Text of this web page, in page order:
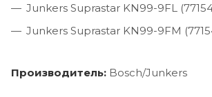
Junkers Suprastar KN99-9FL
Junkers Suprastar KN99-9FM
Производитель: Bosch/Junkers